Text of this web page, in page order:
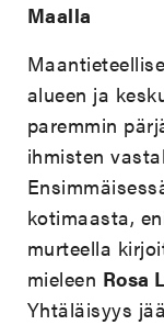
Maalla
alueen ja
paremmin
ihmisten
kotimaasta,
murteella
mieleen Rosa
Yhtäläisyys